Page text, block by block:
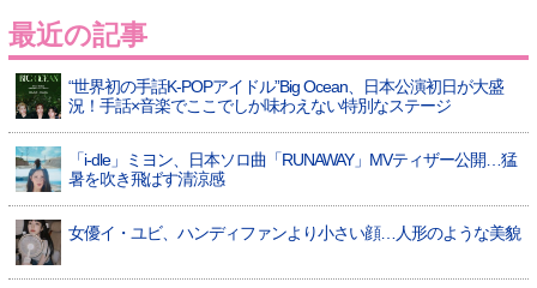
最近の記事
“世界初の手話K-POPアイドル”Big Ocean、日本公演初日が大盛
況！手話×音楽でここでしか味わえない特別なステージ
「i-dle」ミヨン、日本ソロ曲「RUNAWAY」MVティザー公開…猛
暑を吹き飛ばす清涼感
女優イ・ユビ、ハンディファンより小さい顔…人形のような美貌